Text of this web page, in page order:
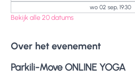
wo 02 sep, 19:30
Bekijk alle 20 datums
Over het evenement
Parkili-Move ONLINE YOGA